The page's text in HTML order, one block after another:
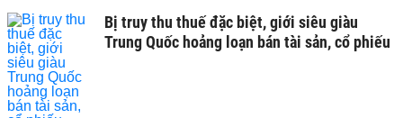
Bị truy thu thuế đặc biệt, giới siêu giàu
Trung Quốc hoảng loạn bán tài sản, cổ phiếu